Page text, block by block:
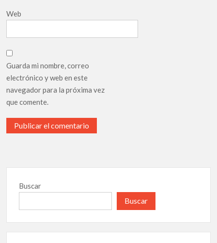
Web
Guarda mi nombre, correo
electrónico y web en este
navegador para la próxima vez
que comente.
Buscar
Buscar